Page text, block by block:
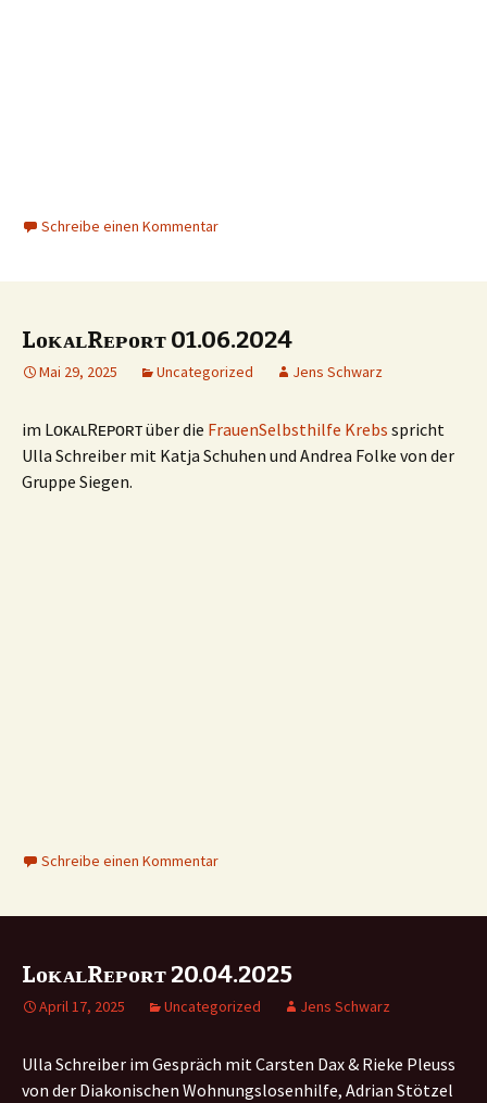
Schreibe einen Kommentar
LᴏᴋᴀʟRᴇᴘᴏʀᴛ 01.06.2024
Mai 29, 2025 Uncategorized Jens Schwarz
im LᴏᴋᴀʟRᴇᴘᴏʀᴛ über die FrauenSelbsthilfe Krebs spricht
Ulla Schreiber mit Katja Schuhen und Andrea Folke von der
Gruppe Siegen.
Schreibe einen Kommentar
LᴏᴋᴀʟRᴇᴘᴏʀᴛ 20.04.2025
April 17, 2025 Uncategorized Jens Schwarz
Ulla Schreiber im Gespräch mit Carsten Dax & Rieke Pleuss
von der Diakonischen Wohnungslosenhilfe, Adrian Stötzel